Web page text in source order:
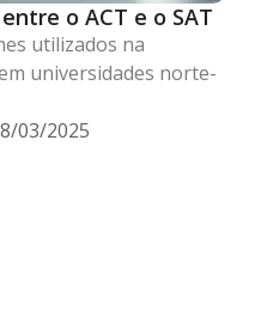
o ACT e o SAT
utilizados na
universidades norte-
03/2025